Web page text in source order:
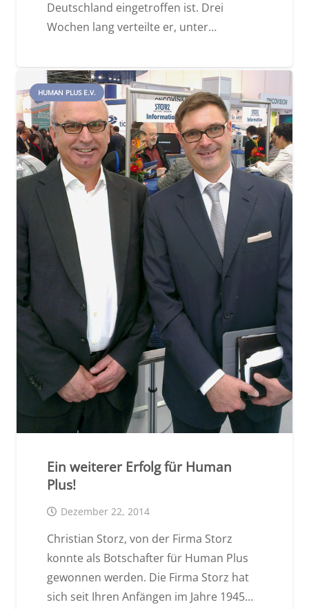
Deutschland eingetroffen ist. Drei
Wochen lang verteilte er, unter…
HUMAN PLUS E.V.
Ein weiterer Erfolg für Human
Plus!
Dezember 22, 2014
Christian Storz, von der Firma Storz
konnte als Botschafter für Human Plus
gewonnen werden. Die Firma Storz hat
sich seit Ihren Anfängen im Jahre 1945…